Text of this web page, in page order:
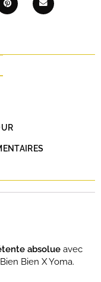
absolue avec
Bien X Yoma.